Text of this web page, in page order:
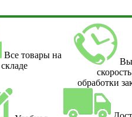
Все товары на
складе
скорость
обработки